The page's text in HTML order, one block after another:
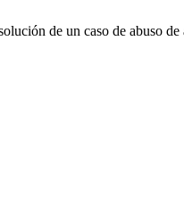
de un caso de abuso